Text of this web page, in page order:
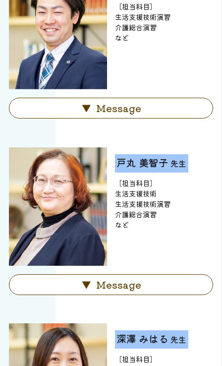
［担当科目］
生活支援技術演習
介護総合演習
など
Message
戸丸 美智子 先生
［担当科目］
生活支援技術
生活支援技術演習
介護総合演習
など
Message
深澤 みはる 先生
［担当科目］